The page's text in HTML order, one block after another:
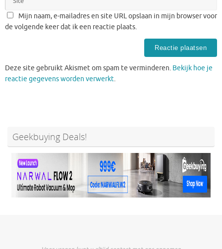
Mijn naam, e-mailadres en site URL opslaan in mijn browser voor
de volgende keer dat ik een reactie plaats.
Deze site gebruikt Akismet om spam te verminderen. Bekijk hoe je
reactie gegevens worden verwerkt.
Geekbuying Deals!